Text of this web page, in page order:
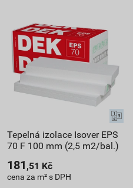
Tepelná izolace Isover EPS
70 F 100 mm (2,5 m2/bal.)
181 ,51 Kč
cena za m² s DPH